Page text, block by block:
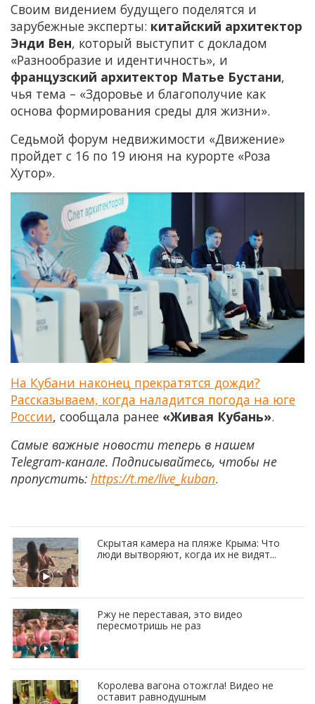
Своим видением будущего поделятся и
зарубежные эксперты: китайский архитектор
Энди Вен, который выступит с докладом
«Разнообразие и идентичность», и
французский архитектор Матье Бустани,
чья тема – «Здоровье и благополучие как
основа формирования среды для жизни».
Седьмой форум недвижимости «Движение»
пройдет с 16 по 19 июня на курорте «Роза
Хутор».
На Кубани наконец прекратятся дожди?
Рассказываем, когда наладится погода на юге
России, сообщала ранее «Живая Кубань».
Самые важные новости теперь в нашем
Telegram-канале. Подписывайтесь, чтобы не
пропустить: https://t.me/live_kuban.
Скрытая камера на пляже Крыма: Что
люди вытворяют, когда их не видят...
Ржу не переставая, это видео
пересмотришь не раз
Королева вагона отожгла! Видео не
оставит равнодушным